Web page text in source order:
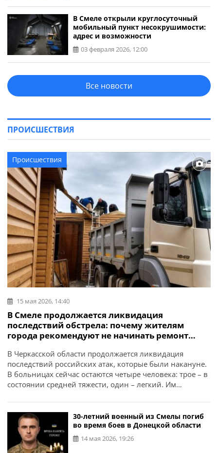
В Смеле открыли круглосуточный
мобильный пункт несокрушимости:
адрес и возможности
03 февраля 2026, 12:00
Все новости
ПРОИСШЕСТВИЯ
Происшествия
15 мая 2026, 14:40
В Смеле продолжается ликвидация
последствий обстрела: почему жителям
города рекомендуют не начинать ремонт
В Черкасской области продолжается ликвидация
последствий российских атак, которые были накануне.
В больницах сейчас остаются четыре человека: трое – в
состоянии средней тяжести, один – легкий. Им
сообщает начальник Черкасской ОВА Игорь Табурец. В
Смелянской громаде работает штаб по ликвидации
последствий чрезвычайной ситуации. Через
председателей квартальных комитетов принимают
заявления […]
30-летний военный из Смелы погиб
во время боев в Донецкой области
14 мая 2026, 19:26